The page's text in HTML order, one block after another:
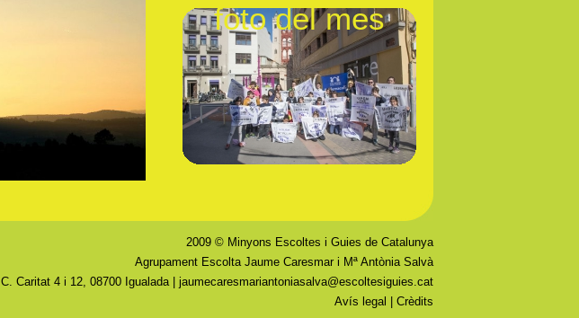
foto del mes
2009 © Minyons Escoltes i Guies de Catalunya
Agrupament Escolta Jaume Caresmar i Mª Antònia Salvà
C. Caritat 4 i 12, 08700 Igualada | jaumecaresmariantoniasalva@escoltesiguies.cat
Avís legal
Crèdits